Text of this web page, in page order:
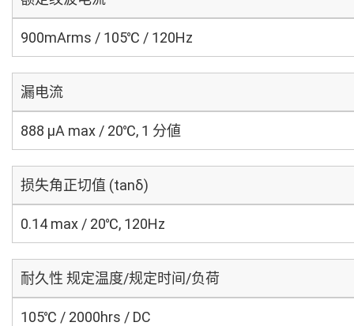
900mArms / 105℃ / 120Hz
漏电流
888 μA max / 20℃, 1 分値
损失角正切值 (tanδ)
0.14 max / 20℃, 120Hz
耐久性 规定温度/规定时间/负荷
105℃ / 2000hrs / DC